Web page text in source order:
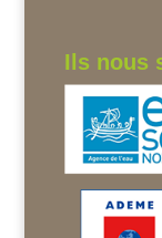
Ils nous